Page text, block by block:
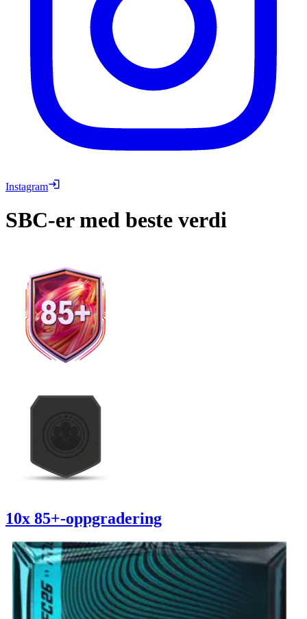
Instagram
SBC-er med beste verdi
10x 85+-oppgradering